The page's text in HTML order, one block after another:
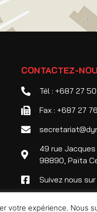
CONTACTEZ-
Tél : +687 27
Fax : +687 27
49 rue Jacques
98890, Païta
Suivez nous
votre expérience. Nous